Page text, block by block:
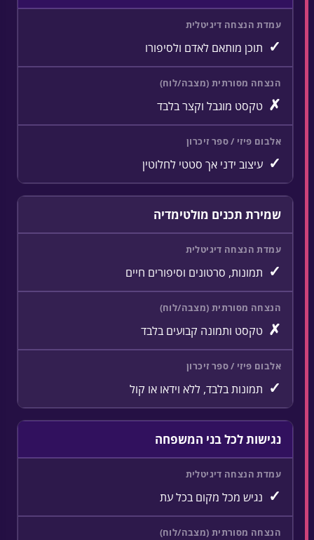
✓ תוכן מותאם לאדם ולסיפורו
✗ טקסט מוגבל וקצר בלבד
✓ עיצוב ידני אך סטטי לחלוטין
שמירת תכנים מולטימדיה
✓ תמונות, סרטונים וסיפורים חיים
✗ טקסט ותמונה קבועים בלבד
✓ תמונות בלבד, ללא וידאו או קול
נגישות לכל בני המשפחה
✓ נגיש מכל מקום בכל עת